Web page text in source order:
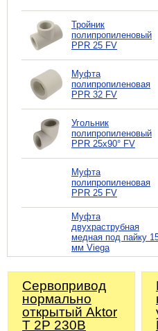
Тройник
полипропиленовый
PPR 25 FV
Муфта
полипропиленовая
PPR 32 FV
Угольник
полипропиленовый
PPR 25х90° FV
Муфта
полипропиленовая
PPR 25 FV
Муфта
двухраструбная
медная под пайку
мм Viega
Сервопривод
нормально
открытый Aktor
T 2P 230В